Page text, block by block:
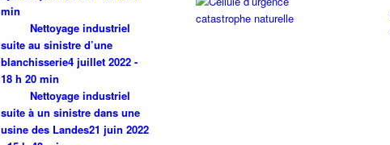
min
Nettoyage industriel
suite au sinistre d’une
blanchisserie4 juillet 2022 -
18 h 20 min
Nettoyage industriel
suite à un sinistre dans une
usine des Landes21 juin 2022